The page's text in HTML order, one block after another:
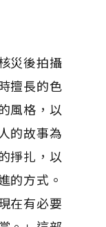
災後拍攝
擅長的色
風格，以
的故事為
掙扎，以
的方式。
在有必要